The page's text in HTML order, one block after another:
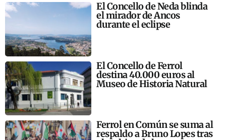
El Concello de Neda blinda
el mirador de Ancos
durante el eclipse
El Concello de Ferrol
destina 40.000 euros al
Museo de Historia Natural
Ferrol en Común se suma al
respaldo a Bruno Lopes tras